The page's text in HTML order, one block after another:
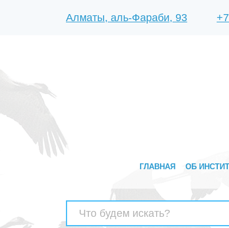
Алматы, аль-Фараби, 93
ГЛАВНАЯ ОБ
Найти: